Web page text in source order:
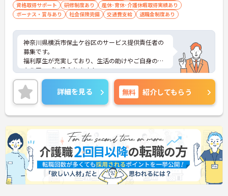
資格取得サポート
研修制度あり
産休･育休･介護休暇取得実績あり
ボーナス・賞与あり
社会保険完備 交通費支給 退職金制度あり
神奈川県横浜市保土ケ谷区のサービス提供責任者の
募集です。
福利厚生が充実しており、生活の助けやご自身のス
キルアップに役立ちます！
最寄駅から8分の好立地のため、通勤も楽々！
ご興味のある方はご面接のポイントをお伝えいたし
ますので、お気軽にご相談ください。
詳細を見る 無料 紹介してもらう